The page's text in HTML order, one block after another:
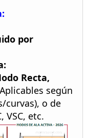
por
Recta,
según
curvas), o de
VSC, etc.